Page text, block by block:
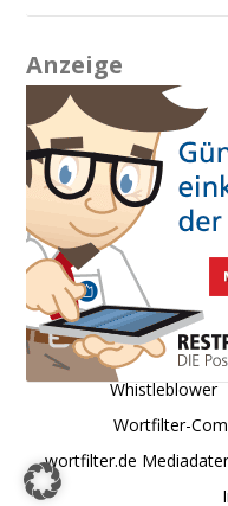
Anzeige
Whistleblower
Wortfilter-
wortfilter.de